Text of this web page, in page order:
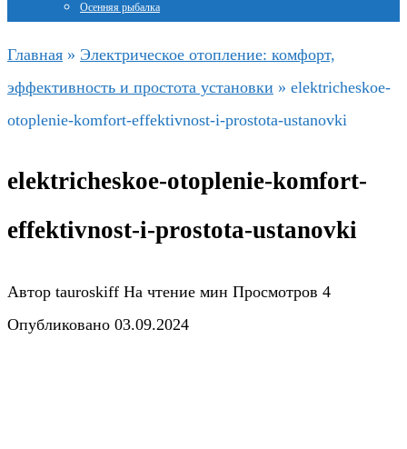
Осенняя рыбалка
Главная » Электрическое отопление: комфорт,
эффективность и простота установки » elektricheskoe-
otoplenie-komfort-effektivnost-i-prostota-ustanovki
elektricheskoe-otoplenie-komfort-
effektivnost-i-prostota-ustanovki
Автор tauroskiff На чтение мин Просмотров 4
Опубликовано 03.09.2024